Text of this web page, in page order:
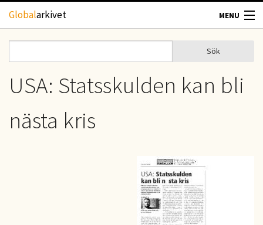
Hoppa till huvudinnehåll
Globalarkivet MENU
TIDSKRIFTER
Sökformulär
Sök
USA: Statsskulden kan bli
nästa kris